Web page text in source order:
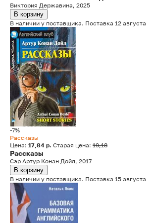
Виктория Державина, 2025
В корзину
В наличии у поставщика. Поставка 12 августа
-7%
Рассказы
Цена: 17,84 р. Старая цена: 19,18
Рассказы
Сэр Артур Конан Дойл, 2017
В корзину
В наличии у поставщика. Поставка 15 августа